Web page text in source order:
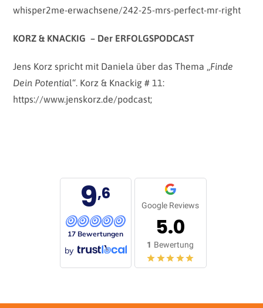
whisper2me-erwachsene/242-25-mrs-perfect-mr-right
KORZ & KNACKIG – Der ERFOLGSPODCAST
Jens Korz spricht mit Daniela über das Thema „Finde
Dein Potential“. Korz & Knackig # 11:
https://www.jenskorz.de/podcast;
9,6
17 Bewertungen
by
Google Reviews
5.0
1 Bewertung